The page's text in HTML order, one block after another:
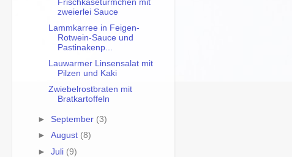
Frischkäsetürmchen mit
zweierlei Sauce
Lammkarree in Feigen-
Rotwein-Sauce und
Pastinakenp...
Lauwarmer Linsensalat mit
Pilzen und Kaki
Zwiebelrostbraten mit
Bratkartoffeln
► September (3)
►August (8)
►Juli (9)